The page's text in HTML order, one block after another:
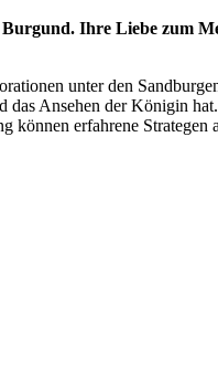
Ihre Liebe zum
unter den
Ansehen der Königin
erfahrene Strategen